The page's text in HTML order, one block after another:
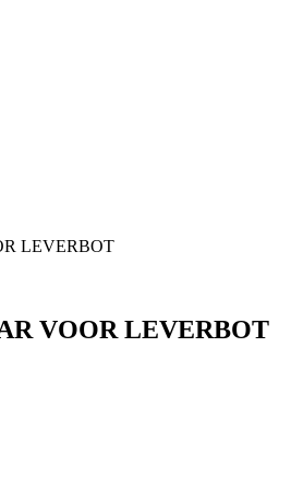
LEVERBOT
VOOR LEVERBOT